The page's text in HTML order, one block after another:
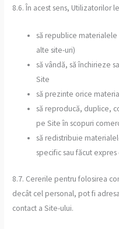
8.6. În acest sens, Utilizatorilor
să republice
alte site-uri)
să vândă, să închirieze
Site
să prezinte orice
să reproducă, duplice,
pe Site în scopuri
să redistribuie
specific sau făcut
8.7. Cererile pentru folosirea
decât cel personal, pot fi
contact a Site-ului.